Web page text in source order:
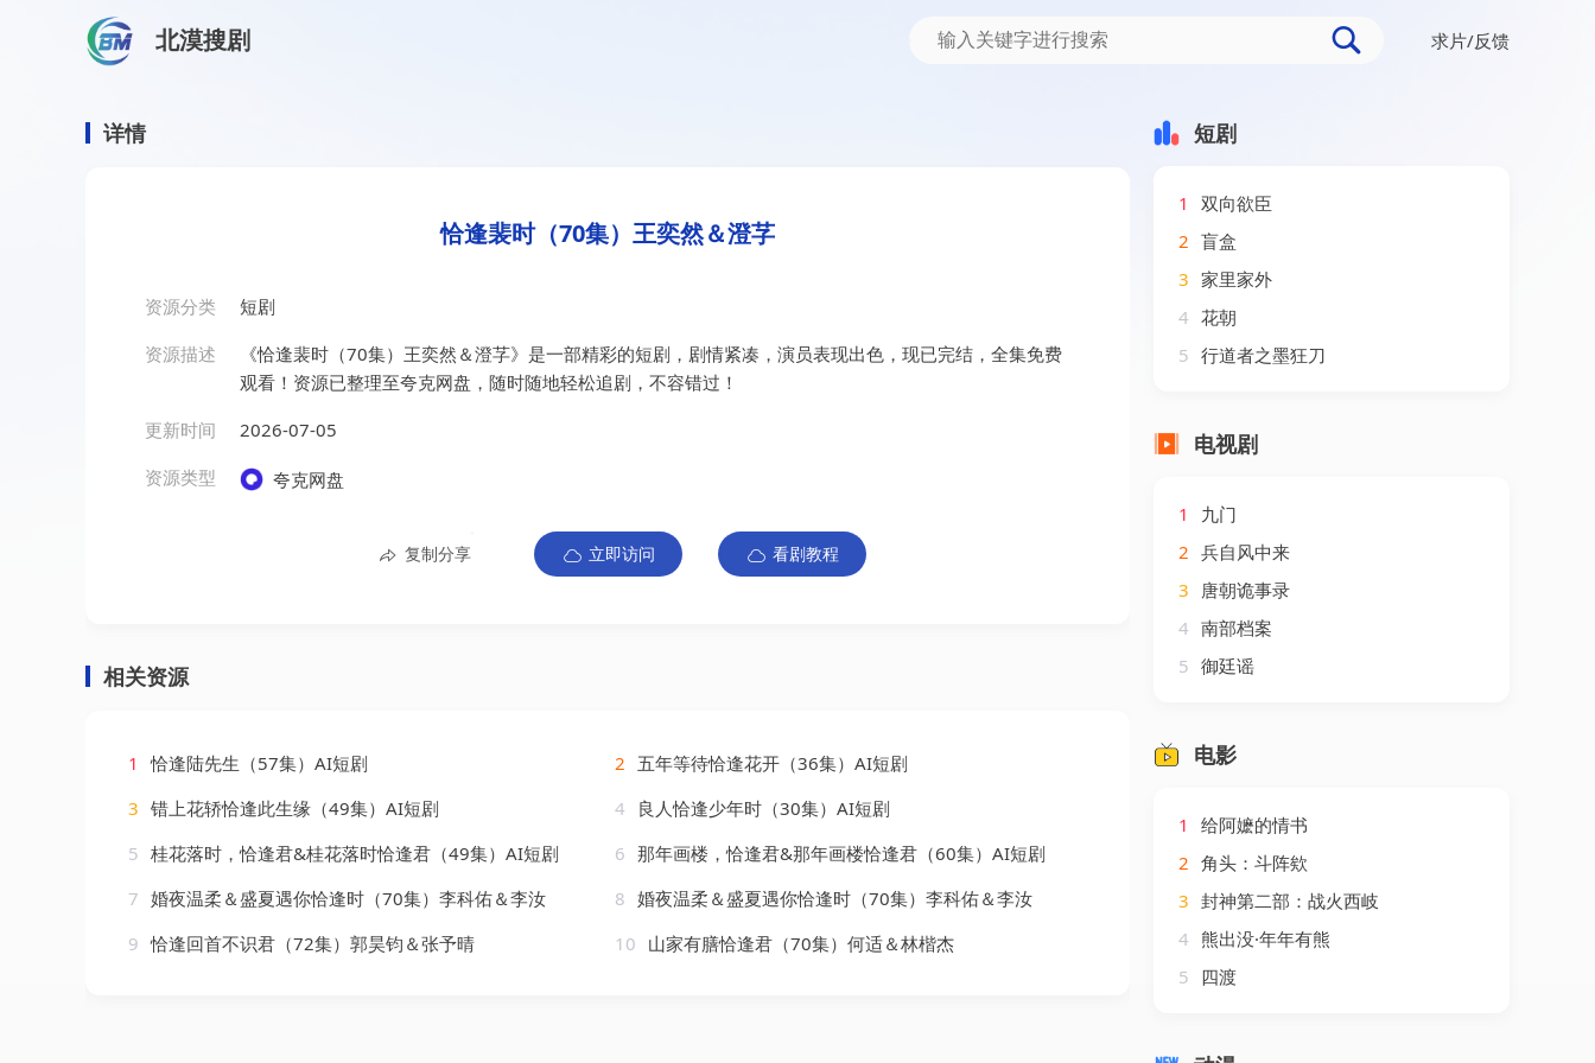
北漠搜剧 求片/反馈
详情
恰逢裴时（70集）王奕然＆澄芓
资源分类
短剧
资源描述
《恰逢裴时（70集）王奕然＆澄芓》是一部精彩的短剧，剧情紧凑，演员表现出色，现已完结，全集免费
观看！资源已整理至夸克网盘，随时随地轻松追剧，不容错过！
更新时间
2026-07-05
资源类型
夸克网盘
复制分享 立即访问 看剧教程
相关资源
1 恰逢陆先生（57集）AI短剧 2 五年等待恰逢花开（36集）AI短剧
3 错上花轿恰逢此生缘（49集）AI短剧 4
良人恰逢少年时（30集）AI短剧
5 桂花落时，恰逢君&桂花落时恰逢君（49集）AI短剧 6 那年画楼，恰逢君&那年画楼恰逢君（60集）AI短剧
7 婚夜温柔＆盛夏遇你恰逢时（70集）李科佑＆李汝 8 婚夜温柔＆盛夏遇你恰逢时（70集）李科佑＆李汝
9 恰逢回首不识君（72集）郭昊钧＆张予晴 10 山家有膳恰逢君（70集）何适＆林楷杰
短剧
1
双向欲臣
2 盲盒
3 家里家外
4 花朝
5 行道者之墨狂刀
电视剧
1
九门
2 兵自风中来
3 唐朝诡事录
4 南部档案
5 御廷谣
电影
1
给阿嬷的情书
2 角头：斗阵欸
3 封神第二部：战火西岐
4 熊出没·年年有熊
5 四渡